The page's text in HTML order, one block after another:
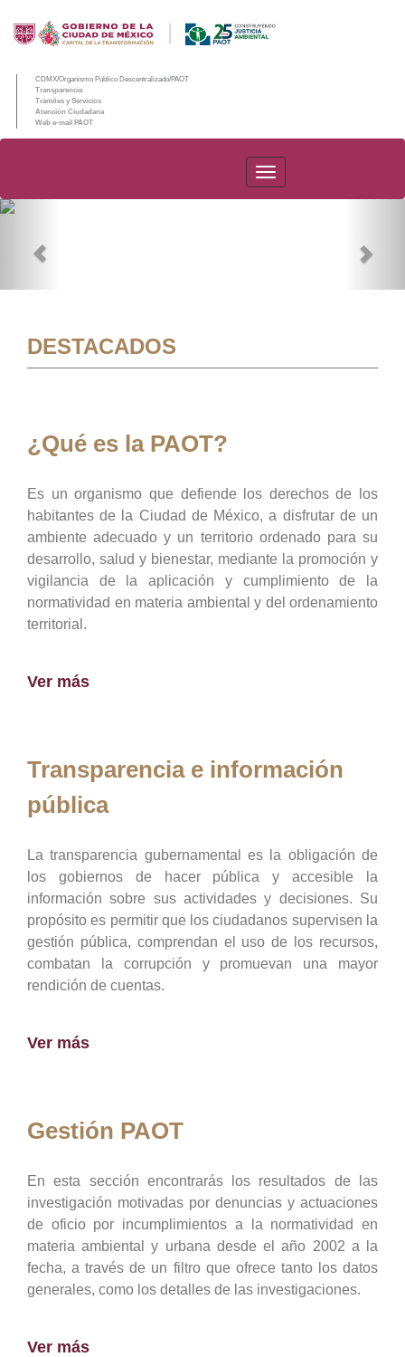
CDMX/Organismo Público Descentralizado/PAOT
Transparencia
Trámites y Servicios
Atención Ciudadana
Web e-mail PAOT
PAOT
DESTACADOS
¿Qué es la PAOT?
Es un organismo que defiende los derechos de los
habitantes de la Ciudad de México, a disfrutar de un
ambiente adecuado y un territorio ordenado para su
desarrollo, salud y bienestar, mediante la promoción y
vigilancia de la aplicación y cumplimiento de la
normatividad en materia ambiental y del ordenamiento
territorial.
Ver más
Transparencia e información
pública
La transparencia gubernamental es la obligación de
los gobiernos de hacer pública y accesible la
información sobre sus actividades y decisiones. Su
propósito es permitir que los ciudadanos supervisen la
gestión pública, comprendan el uso de los recursos,
combatan la corrupción y promuevan una mayor
rendición de cuentas.
Ver más
Gestión PAOT
En esta sección encontrarás los resultados de las
investigación motivadas por denuncias y actuaciones
de oficio por incumplimientos a la normatividad en
materia ambiental y urbana desde el año 2002 a la
fecha, a través de un filtro que ofrece tanto los datos
generales, como los detalles de las investigaciones.
Ver más